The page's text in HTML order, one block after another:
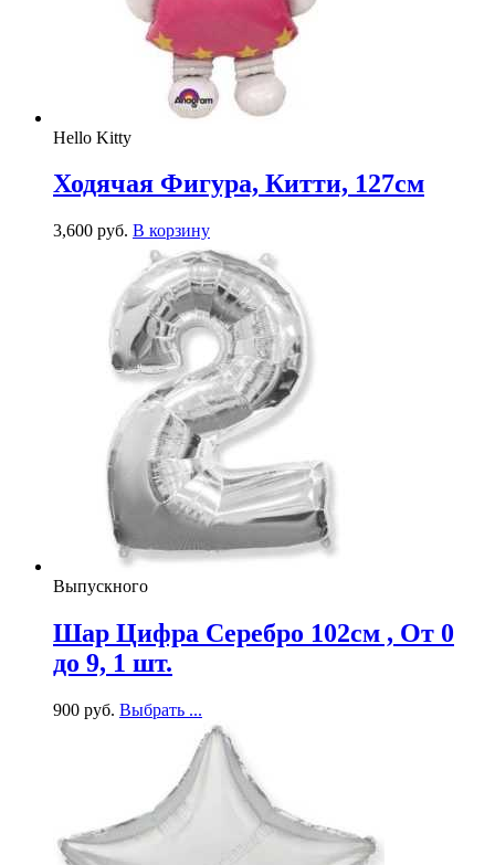
Hello Kitty
Ходячая Фигура, Китти, 127см
3,600 руб. В корзину
Выпускного
Шар Цифра Серебро 102см , От 0
до 9, 1 шт.
900 руб. Выбрать ...